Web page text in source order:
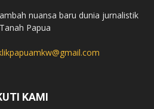
nuansa baru dunia jurnalistik
Papua
KAMI